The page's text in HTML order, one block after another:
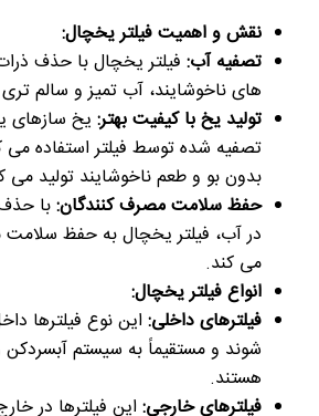
نقش و اهمیت فیلتر یخچال:
تصفیه آب: فیلتر یخچال با حذف
های ناخوشایند، آب تمیز و سالم
تولید یخ با کیفیت بهتر: یخ سازهای
تصفیه شده توسط فیلتر استفاده می
بدون بو و طعم ناخوشایند تولید می
حفظ سلامت مصرف کنندگان:با
در آب، فیلتر یخچال به حفظ
می کند.
انواع فیلتر یخچال:
فیلترهای داخلی: این نوع فیلترها
شوند و مستقیماً به سیستم
هستند.
فیلترهای خارجی: این فیلترها در